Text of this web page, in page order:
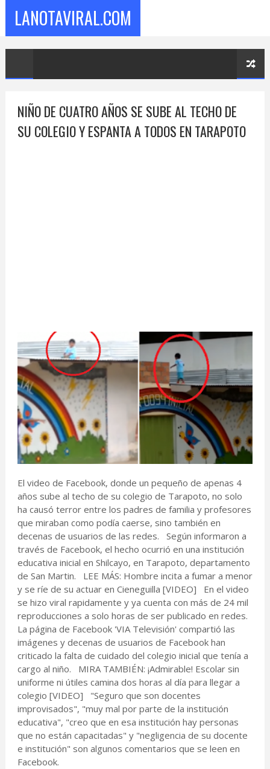
LANOTAVIRAL.COM
NIÑO DE CUATRO AÑOS SE SUBE AL TECHO DE
SU COLEGIO Y ESPANTA A TODOS EN TARAPOTO
El video de Facebook, donde un pequeño de apenas 4
años sube al techo de su colegio de Tarapoto, no solo
ha causó terror entre los padres de familia y profesores
que miraban como podía caerse, sino también en
decenas de usuarios de las redes. Según informaron a
través de Facebook, el hecho ocurrió en una institución
educativa inicial en Shilcayo, en Tarapoto, departamento
de San Martin. LEE MÁS: Hombre incita a fumar a menor
y se ríe de su actuar en Cieneguilla [VIDEO] En el video
se hizo viral rapidamente y ya cuenta con más de 24 mil
reproducciones a solo horas de ser publicado en redes.
La página de Facebook 'VIA Televisión' compartió las
imágenes y decenas de usuarios de Facebook han
criticado la falta de cuidado del colegio inicial que tenía a
cargo al niño. MIRA TAMBIÉN: ¡Admirable! Escolar sin
uniforme ni útiles camina dos horas al día para llegar a
colegio [VIDEO] "Seguro que son docentes
improvisados", "muy mal por parte de la institución
educativa", "creo que en esa institución hay personas
que no están capacitadas" y "negligencia de su docente
e institución" son algunos comentarios que se leen en
Facebook.